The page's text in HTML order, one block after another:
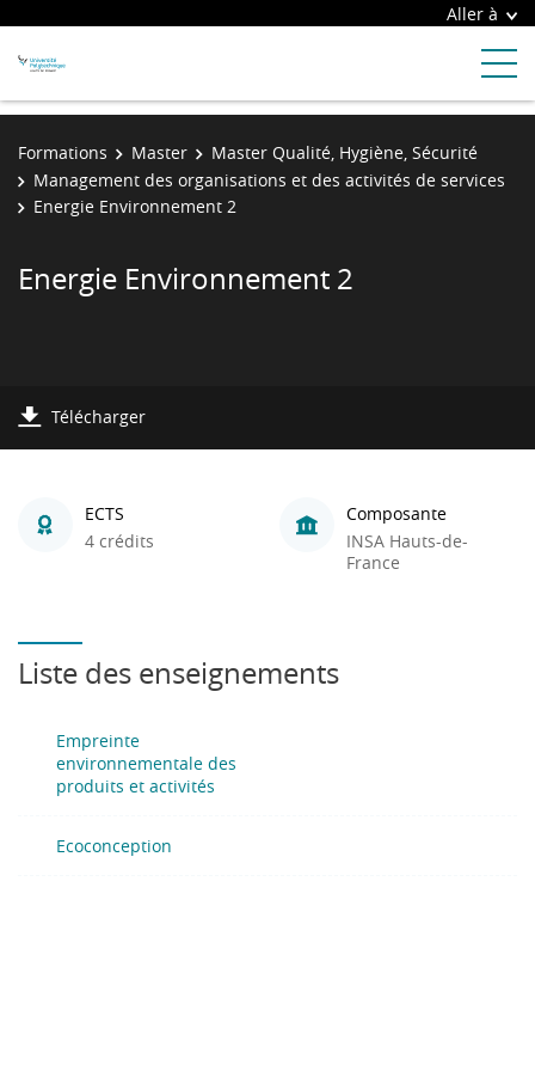
Aller à
Formations Master
Master Qualité, Hygiène, Sécurité
Management des organisations et des activités de services
Energie Environnement 2
Energie Environnement 2
Télécharger
ECTS
4 crédits
Composante
INSA Hauts-de-
France
Liste des enseignements
Empreinte
environnementale des
produits et activités
Ecoconception